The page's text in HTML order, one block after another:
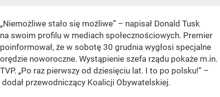
„Niemożliwe stało się możliwe” – napisał Donald Tusk
na swoim profilu w mediach społecznościowych. Premier
poinformował, że w sobotę 30 grudnia wygłosi specjalne
orędzie noworoczne. Wystąpienie szefa rządu pokaże m.in.
TVP. „Po raz pierwszy od dziesięciu lat. I to po polsku!” –
dodał przewodniczący Koalicji Obywatelskiej.